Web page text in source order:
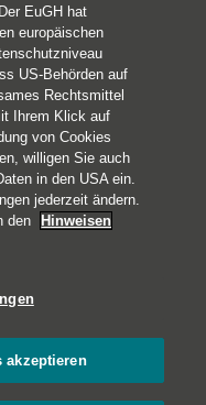
EuGH hat
europäischen
US-Behörden auf
Rechtsmittel
Ihrem Klick auf
von Cookies
willigen Sie auch
in den USA ein.
jederzeit ändern.
den
Hinweisen
akzeptieren